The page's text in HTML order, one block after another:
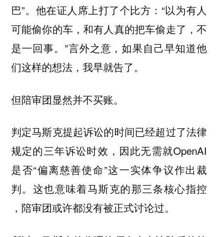
巴”。他在证人席上打了个比方：“以为有人
可能偷你的车，和有人真的把车偷走了，不
是一回事。”言外之意，如果自己早知道他
们这样的想法，我早就告了。
但陪审团显然并不买账。
判定马斯克提起诉讼的时间已经超过了法律
规定的三年诉讼时效，因此无需就OpenAI
是否“偏离慈善使命”这一实体争议作出裁
判。这也意味着马斯克的那三条核心指控
，陪审团或许都没有被正式讨论过。